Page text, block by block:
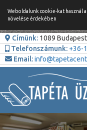
Weboldalunk cookie-kat használ
növelése érdekében
Címünk: 1089
Telefonszámunk: +36-
Email: